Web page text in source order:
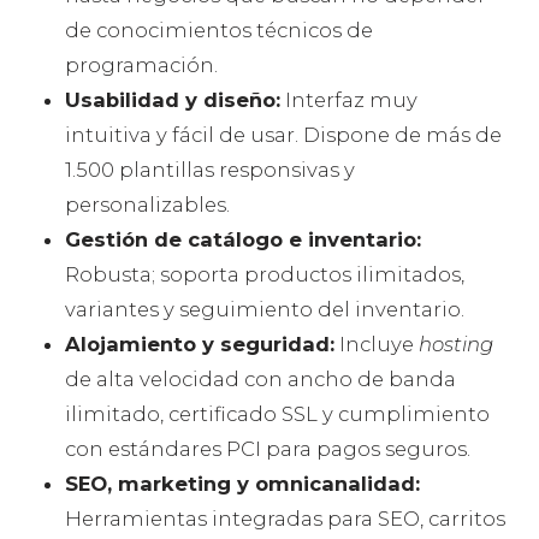
de conocimientos técnicos de
programación.
Usabilidad y diseño: Interfaz muy
intuitiva y fácil de usar. Dispone de más de
1.500 plantillas responsivas y
personalizables.
Gestión de catálogo e inventario:
Robusta; soporta productos ilimitados,
variantes y seguimiento del inventario.
Alojamiento y seguridad: Incluye hosting
de alta velocidad con ancho de banda
ilimitado, certificado SSL y cumplimiento
con estándares PCI para pagos seguros.
SEO, marketing y omnicanalidad:
Herramientas integradas para SEO, carritos